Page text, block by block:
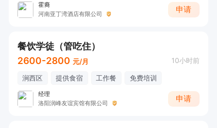
霍裔
河南亚丁湾酒店有限公司
申请
餐饮学徒（管吃住）
2600-2800 元/月 10小时前
涧西区 提供食宿 工作餐 免费培训
经理
洛阳润峰友谊宾馆有限公司
申请